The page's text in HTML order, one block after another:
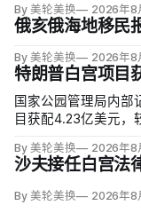
By 美轮美换 2026年8
俄亥俄海地移民
By 美轮美换 2026年8
特朗普白宫项目
国家公园管理局内部
目获配4.23亿美元，
谷等数十座公园资金
处知名公园总和。
By 美轮美换 2026年8
沙夫接任白宫法
By 美轮美换 2026年8